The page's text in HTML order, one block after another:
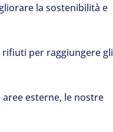
la sostenibilità e
per raggiungere gli
esterne, le nostre